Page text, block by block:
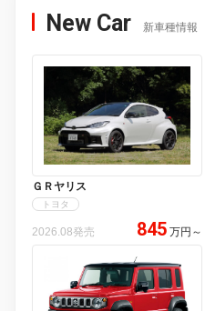
New Car 新車種情報
ＧＲヤリス
トヨタ
2026.08発売 845 万円 ～